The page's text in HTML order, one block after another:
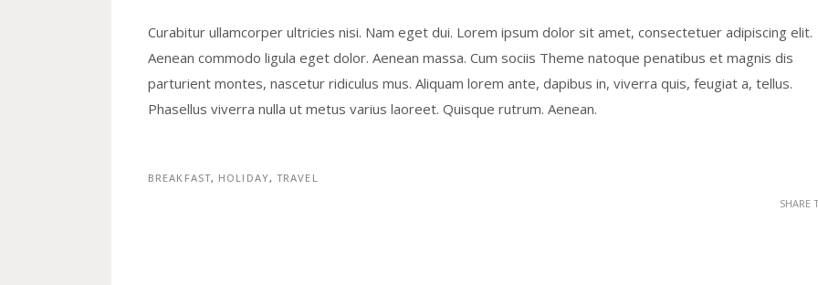
Curabitur ullamcorper ultricies nisi. Nam eget dui. Lorem ipsum dolor sit amet, consectetuer adipiscing elit.
Aenean commodo ligula eget dolor. Aenean massa. Cum sociis Theme natoque penatibus et magnis dis
parturient montes, nascetur ridiculus mus. Aliquam lorem ante, dapibus in, viverra quis, feugiat a, tellus.
Phasellus viverra nulla ut metus varius laoreet. Quisque rutrum. Aenean.
BREAKFAST, HOLIDAY,TRAVEL
SHARE